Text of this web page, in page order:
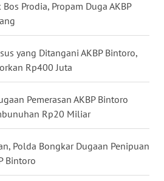
Prodia, Propam Duga AKBP
yang Ditangani AKBP Bintoro,
Rp400 Juta
Pemerasan AKBP Bintoro
Rp20 Miliar
Polda Bongkar Dugaan Penipuan
Bintoro